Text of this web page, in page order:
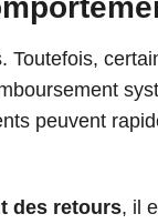
peuvent
des retours, il